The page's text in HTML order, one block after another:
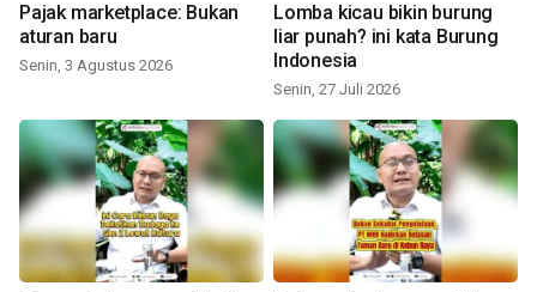
Pajak marketplace: Bukan
aturan baru
Senin, 3 Agustus 2026
Lomba kicau bikin burung
liar punah? ini kata Burung
Indonesia
Senin, 27 Juli 2026